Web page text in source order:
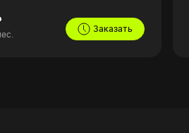
Заказать